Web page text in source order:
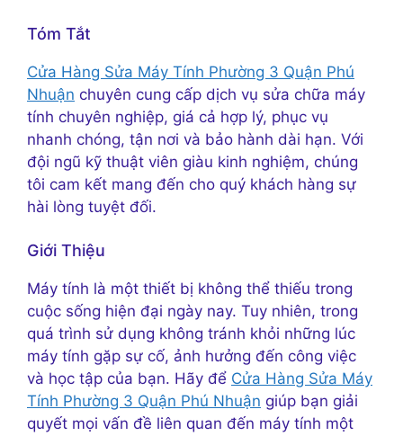
Tóm Tắt
Cửa Hàng Sửa Máy Tính Phường 3 Quận Phú
Nhuận chuyên cung cấp dịch vụ sửa chữa máy
tính chuyên nghiệp, giá cả hợp lý, phục vụ
nhanh chóng, tận nơi và bảo hành dài hạn. Với
đội ngũ kỹ thuật viên giàu kinh nghiệm, chúng
tôi cam kết mang đến cho quý khách hàng sự
hài lòng tuyệt đối.
Giới Thiệu
Máy tính là một thiết bị không thể thiếu trong
cuộc sống hiện đại ngày nay. Tuy nhiên, trong
quá trình sử dụng không tránh khỏi những lúc
máy tính gặp sự cố, ảnh hưởng đến công việc
và học tập của bạn. Hãy để Cửa Hàng Sửa Máy
Tính Phường 3 Quận Phú Nhuận giúp bạn giải
quyết mọi vấn đề liên quan đến máy tính một